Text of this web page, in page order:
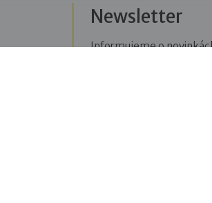
Newsletter
Informujeme o